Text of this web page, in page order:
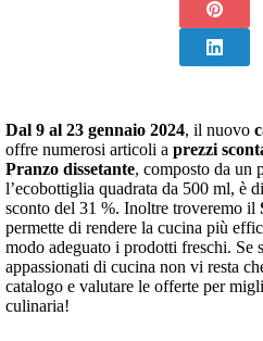
Dal 9 al 23 gennaio 2024, il nuovo
offre numerosi articoli a prezzi
Pranzo dissetante, composto da un
l’ecobottiglia quadrata da 500 ml, è
sconto del 31 %. Inoltre troveremo il
permette di rendere la cucina più
modo adeguato i prodotti freschi. Se
appassionati di cucina non vi resta
catalogo e valutare le offerte per
culinaria!